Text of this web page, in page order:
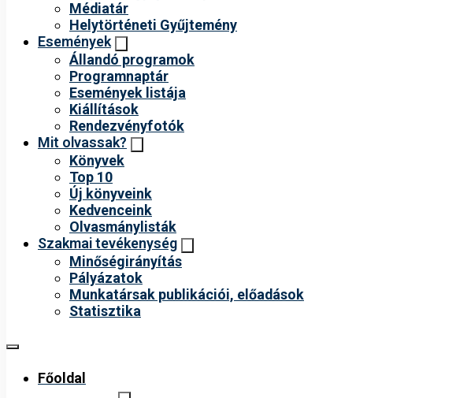
Médiatár
Helytörténeti Gyűjtemény
Események
Állandó programok
Programnaptár
Események listája
Kiállítások
Rendezvényfotók
Mit olvassak?
Könyvek
Top 10
Új könyveink
Kedvenceink
Olvasmánylisták
Szakmai tevékenység
Minőségirányítás
Pályázatok
Munkatársak publikációi, előadások
Statisztika
Főoldal